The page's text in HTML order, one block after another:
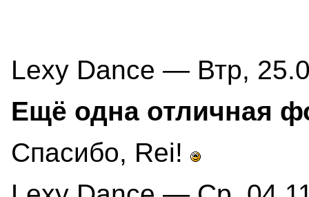
Lexy Dance — Втр,
Ещё одна отличная
Спасибо, Rei!